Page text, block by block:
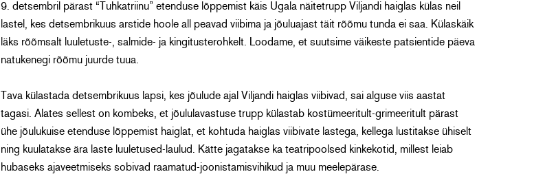
9. detsembril pärast “Tuhkatriinu” etenduse lõppemist käis Ugala näitetrupp Viljandi haiglas külas neil
lastel, kes detsembrikuus arstide hoole all peavad viibima ja jõuluajast täit rõõmu tunda ei saa. Külaskäik
läks rõõmsalt luuletuste-, salmide- ja kingitusterohkelt. Loodame, et suutsime väikeste patsientide päeva
natukenegi rõõmu juurde tuua.
Tava külastada detsembrikuus lapsi, kes jõulude ajal Viljandi haiglas viibivad, sai alguse viis aastat
tagasi. Alates sellest on kombeks, et jõululavastuse trupp külastab kostümeeritult-grimeeritult pärast
ühe jõulukuise etenduse lõppemist haiglat, et kohtuda haiglas viibivate lastega, kellega lustitakse ühiselt
ning kuulatakse ära laste luuletused-laulud. Kätte jagatakse ka teatripoolsed kinkekotid, millest leiab
hubaseks ajaveetmiseks sobivad raamatud-joonistamisvihikud ja muu meelepärase.